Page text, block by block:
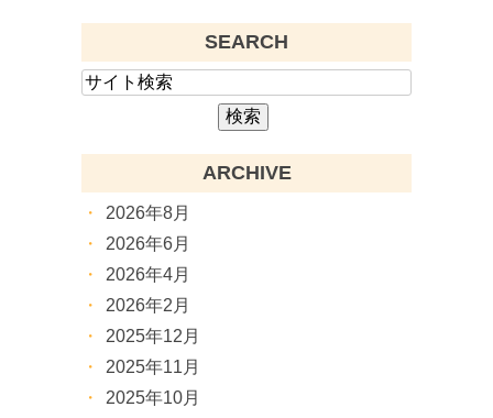
SEARCH
ARCHIVE
2026年8月
2026年6月
2026年4月
2026年2月
2025年12月
2025年11月
2025年10月